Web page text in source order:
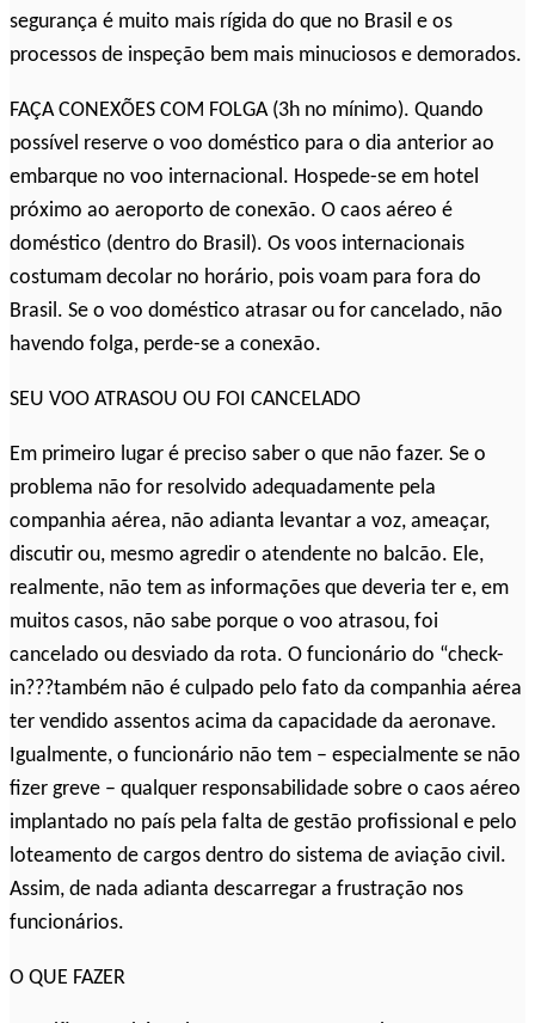
segurança é muito mais rígida do que no Brasil e os
processos de inspeção bem mais minuciosos e demorados.
FAÇA CONEXÕES COM FOLGA (3h no mínimo). Quando
possível reserve o voo doméstico para o dia anterior ao
embarque no voo internacional. Hospede-se em hotel
próximo ao aeroporto de conexão. O caos aéreo é
doméstico (dentro do Brasil). Os voos internacionais
costumam decolar no horário, pois voam para fora do
Brasil. Se o voo doméstico atrasar ou for cancelado, não
havendo folga, perde-se a conexão.
SEU VOO ATRASOU OU FOI CANCELADO
Em primeiro lugar é preciso saber o que não fazer. Se o
problema não for resolvido adequadamente pela
companhia aérea, não adianta levantar a voz, ameaçar,
discutir ou, mesmo agredir o atendente no balcão. Ele,
realmente, não tem as informações que deveria ter e, em
muitos casos, não sabe porque o voo atrasou, foi
cancelado ou desviado da rota. O funcionário do “check-
in???também não é culpado pelo fato da companhia aérea
ter vendido assentos acima da capacidade da aeronave.
Igualmente, o funcionário não tem – especialmente se não
fizer greve – qualquer responsabilidade sobre o caos aéreo
implantado no país pela falta de gestão profissional e pelo
loteamento de cargos dentro do sistema de aviação civil.
Assim, de nada adianta descarregar a frustração nos
funcionários.
O QUE FAZER